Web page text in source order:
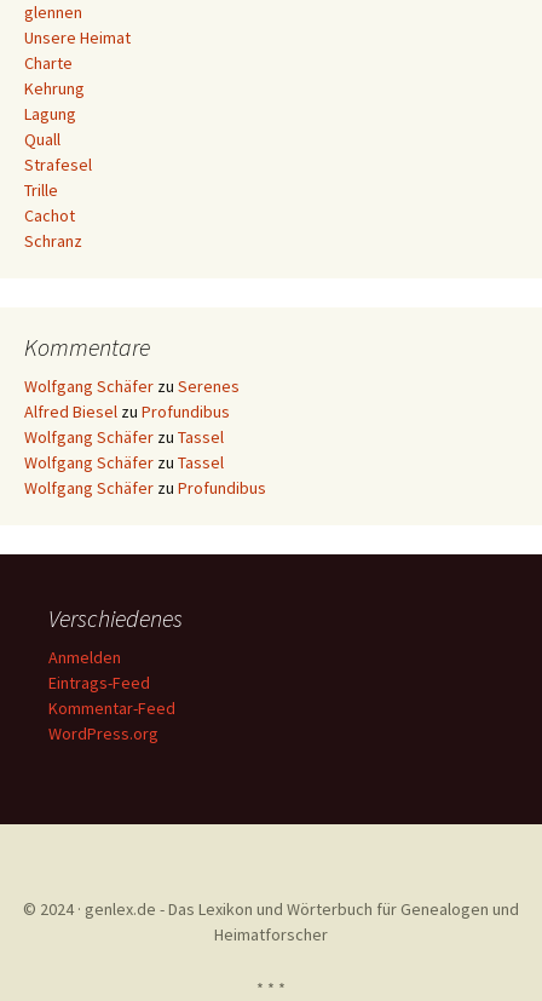
glennen
Unsere Heimat
Charte
Kehrung
Lagung
Quall
Strafesel
Trille
Cachot
Schranz
Kommentare
Wolfgang Schäfer zu Serenes
Alfred Biesel zu Profundibus
Wolfgang Schäfer zu Tassel
Wolfgang Schäfer zu Tassel
Wolfgang Schäfer zu Profundibus
Verschiedenes
Anmelden
Eintrags-Feed
Kommentar-Feed
WordPress.org
© 2024 · genlex.de - Das Lexikon und Wörterbuch für Genealogen und
Heimatforscher
* * *